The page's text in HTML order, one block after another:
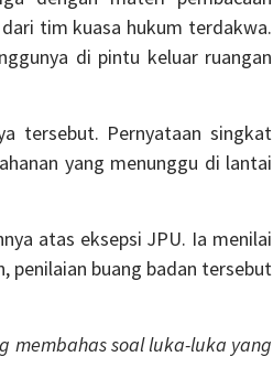
tim kuasa hukum terdakwa.
di pintu keluar ruangan
tersebut. Pernyataan singkat
yang menunggu di lantai
atas eksepsi JPU. Ia menilai
penilaian buang badan tersebut
membahas soal luka-luka yang